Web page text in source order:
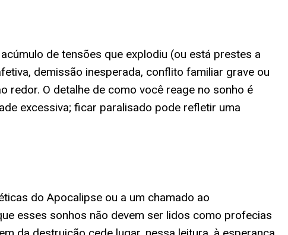
de tensões que explodiu (ou está prestes a
demissão inesperada, conflito familiar grave ou
redor. O detalhe de como você reage no sonho é
excessiva; ficar paralisado pode refletir uma
do Apocalipse ou a um chamado ao
esses sonhos não devem ser lidos como profecias